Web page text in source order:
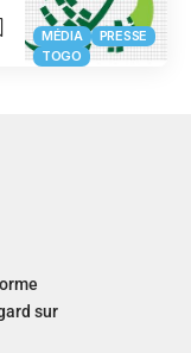
MÉDIA
PRESSE
TOGO
sur